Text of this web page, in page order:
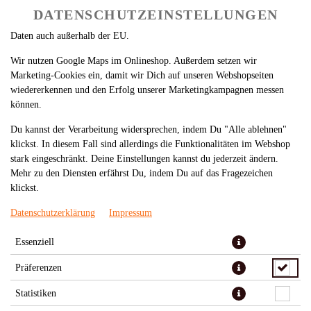
TERIYAKI VEGAN 3 STÜCK
DATENSCHUTZEINSTELLUNGEN
Weiterverarbeitung weitergegeben werden. Einige Anbieter übermitteln
Daten auch außerhalb der EU.
Wir nutzen Google Maps im Onlineshop. Außerdem setzen wir
Marketing-Cookies ein, damit wir Dich auf unseren Webshopseiten
wiedererkennen und den Erfolg unserer Marketingkampagnen messen
können.
Du kannst der Verarbeitung widersprechen, indem Du "Alle ablehnen"
klickst. In diesem Fall sind allerdings die Funktionalitäten im Webshop
stark eingeschränkt. Deine Einstellungen kannst du jederzeit ändern.
Mehr zu den Diensten erfährst Du, indem Du auf das Fragezeichen
klickst.
Datenschutzerklärung Impressum
Essenziell
Präferenzen
Statistiken